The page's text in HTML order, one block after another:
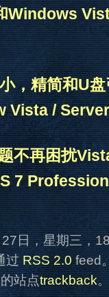
Windows
，精简和U
Vista /
不再困扰
7
日，星期三，
过 RSS 2.0feed
站点trackback